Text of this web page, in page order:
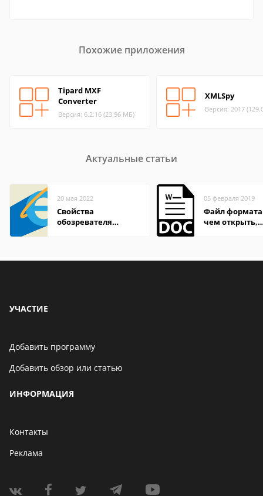
Похожие приложения
Tipard MXF
Converter
Версия: 6.2.16 (23.96 МБ)
XMLSpy
Версия: 2017
Актуальные статьи
20 мая 2022
Свойства
обозревателя
05 февраля 2019
Файл формата
чем открыть,
УЧАСТИЕ
Добавить программу
Добавить обзор или статью
ИНФОРМАЦИЯ
Контакты
Реклама